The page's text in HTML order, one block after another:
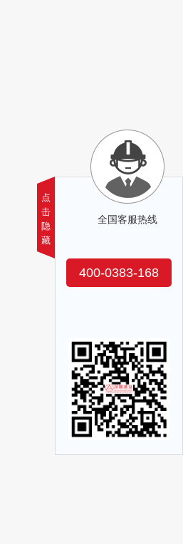
点
击
隐
藏
全国客服热线
400-0383-168